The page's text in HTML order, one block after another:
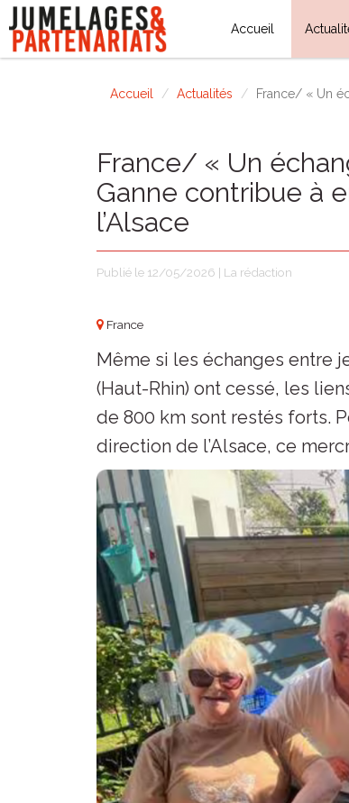
Accueil
Accueil Actualités France/ « Un
France/ « Un
Ganne contribue à
l’Alsace
Publié le 12/05/2026 | La rédaction
France
Même si les échanges entre
(Haut-Rhin) ont cessé, les
de 800 km sont restés forts.
direction de l’Alsace, ce